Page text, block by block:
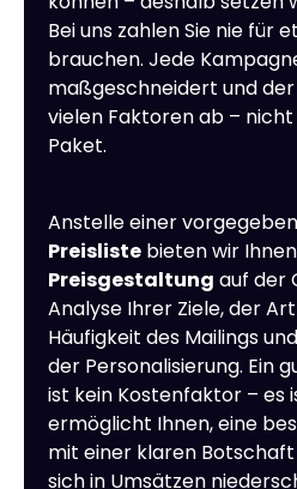
Bei uns zahlen Sie nie für
brauchen. Jede
maßgeschneidert und
vielen Faktoren ab –
Paket.
Anstelle einer
Preisliste bieten wir
Preisgestaltung auf der
Analyse Ihrer Ziele, der
Häufigkeit des Mailings
der Personalisierung. Ein
ist kein Kostenfaktor – es
ermöglicht Ihnen, eine
mit einer klaren
sich in Umsätzen